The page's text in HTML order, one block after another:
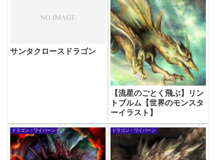
サンタクロースドラゴン
【流星のごとく飛ぶ】リン
トブルム【世界のモンスタ
ーイラスト】
ドラゴン・ワイバーン ドラゴン・ワイバーン